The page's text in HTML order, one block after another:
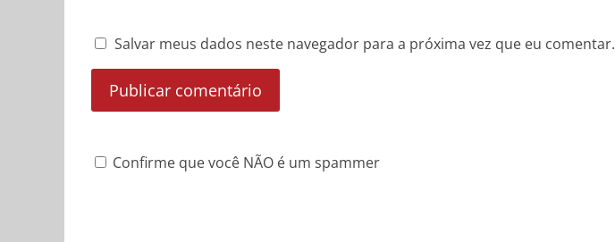
Salvar meus dados neste navegador para a próxima vez que eu comentar.
Confirme que você NÃO é um spammer